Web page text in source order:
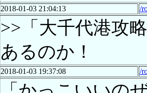
2018-01-03 21:04:13 /
>>「大千代港攻
あるのか！
2018-01-03 19:37:08 /